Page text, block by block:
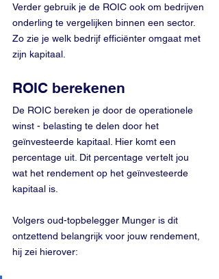
Verder gebruik je de ROIC ook om bedrijven
onderling te vergelijken binnen een sector.
Zo zie je welk bedrijf efficiënter omgaat met
zijn kapitaal.
ROIC berekenen
De ROIC bereken je door de operationele
winst - belasting te delen door het
geïnvesteerde kapitaal. Hier komt een
percentage uit. Dit percentage vertelt jou
wat het rendement op het geïnvesteerde
kapitaal is.
Volgers oud-topbelegger Munger is dit
ontzettend belangrijk voor jouw rendement,
hij zei hierover: